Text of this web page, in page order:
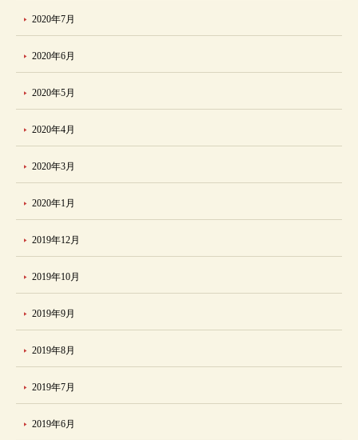
2020年7月
2020年6月
2020年5月
2020年4月
2020年3月
2020年1月
2019年12月
2019年10月
2019年9月
2019年8月
2019年7月
2019年6月